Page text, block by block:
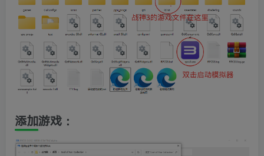
添加游戏：